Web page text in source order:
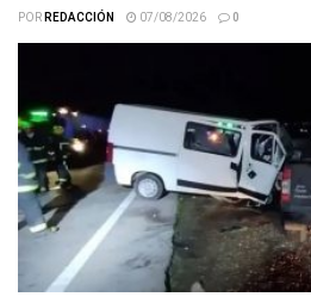
PORREDACCIÓN 07/08/2026 0